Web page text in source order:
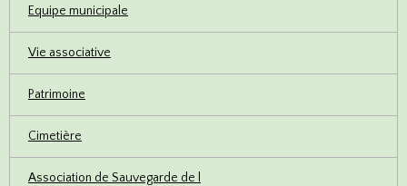
Equipe municipale
Vie associative
Patrimoine
Cimetière
Association de Sauvegarde de l